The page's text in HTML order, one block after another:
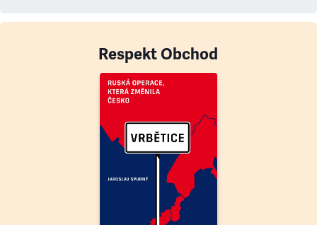
Respekt Obchod